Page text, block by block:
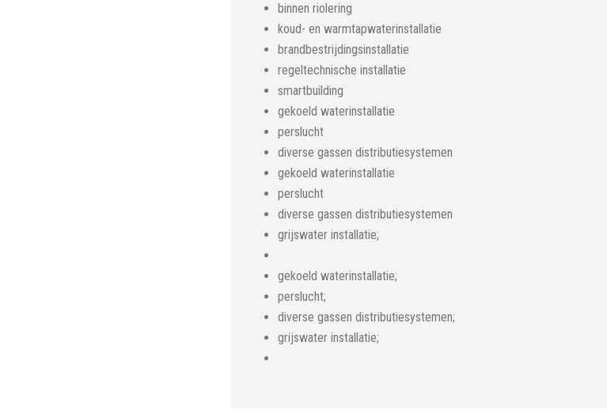
binnen riolering
koud- en warmtapwaterinstallatie
brandbestrijdingsinstallatie
regeltechnische installatie
smartbuilding
gekoeld waterinstallatie
perslucht
diverse gassen distributiesystemen
gekoeld waterinstallatie
perslucht
diverse gassen distributiesystemen
grijswater installatie;
gekoeld waterinstallatie;
perslucht;
diverse gassen distributiesystemen;
grijswater installatie;